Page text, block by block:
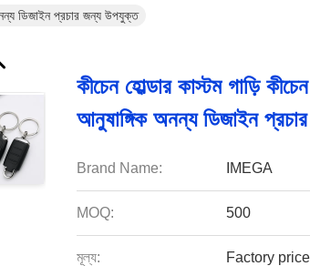
ডিজাইন প্রচার জন্য উপযুক্ত
কীচেন হোল্ডার কাস্টম গাড়ি
আনুষাঙ্গিক অনন্য ডিজাইন
Brand Name: IMEGA
MOQ: 500
মূল্য: Factory price